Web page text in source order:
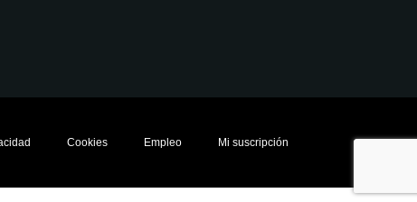
Cookies Empleo Mi suscripción